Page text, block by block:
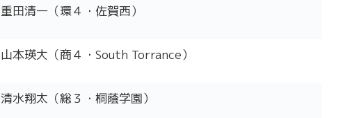
重田清一（環４・佐賀西）
山本瑛大（商４・South Torrance）
清水翔太（総３・桐蔭学園）